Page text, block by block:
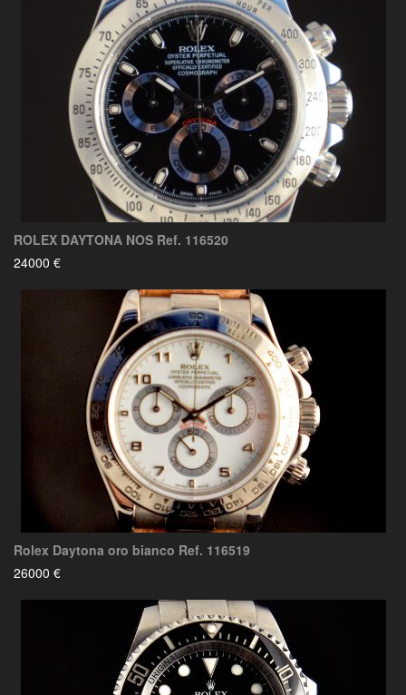
ROLEX DAYTONA NOS Ref. 116520
24000 €
Rolex Daytona oro bianco Ref. 116519
26000 €